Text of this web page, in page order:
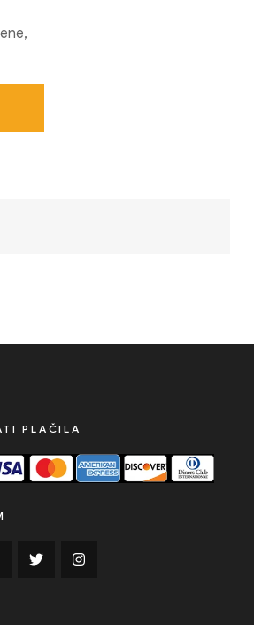
PLAČILA